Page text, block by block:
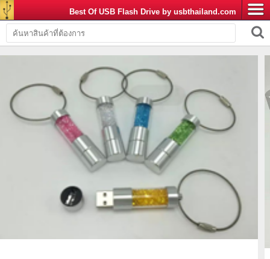
Best Of USB Flash Drive by usbthailand.com